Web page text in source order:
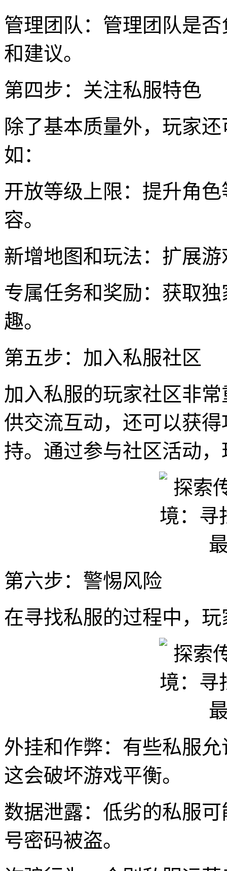
管理团队：管理团队是
和建议。
第四步：关注私服特色
除了基本质量外，玩家
如：
开放等级上限：提升角
容。
新增地图和玩法：扩展
专属任务和奖励：获取
趣。
第五步：加入私服社区
加入私服的玩家社区非
供交流互动，还可以获
持。通过参与社区活动
第六步：警惕风险
在寻找私服的过程中，
外挂和作弊：有些私服
这会破坏游戏平衡。
数据泄露：低劣的私服
号密码被盗。